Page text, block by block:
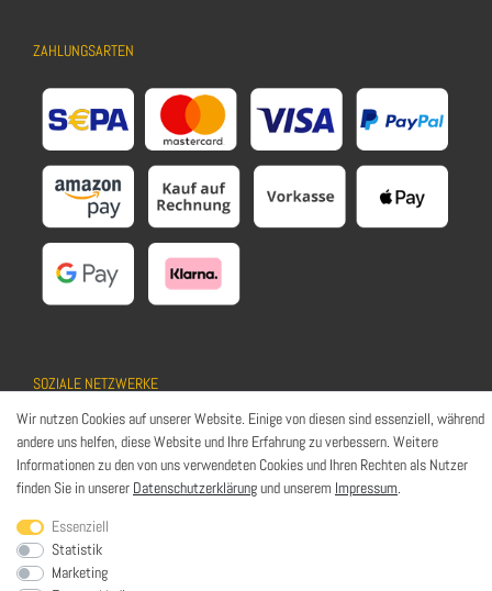
ZAHLUNGSARTEN
SOZIALE NETZWERKE
Wir nutzen Cookies auf unserer Website. Einige von diesen sind essenziell, während
andere uns helfen, diese Website und Ihre Erfahrung zu verbessern. Weitere
Informationen zu den von uns verwendeten Cookies und Ihren Rechten als Nutzer
finden Sie in unserer Datenschutzerklärungund unserem Impressum.
Essenziell
Statistik
Marketing